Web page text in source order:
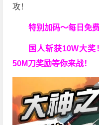
攻！
特别加码～每日免
国人斩获10W大奖
50M刀奖励等你来战！